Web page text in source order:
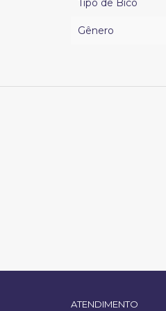
Tipo de Bico
Gênero
ATENDIMENTO